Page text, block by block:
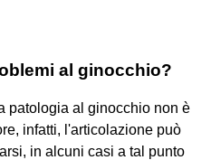
al ginocchio?
patologia al ginocchio non è
infatti, l'articolazione può
in alcuni casi a tal punto